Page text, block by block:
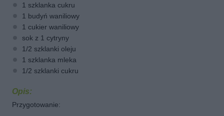
1 szklanka cukru
1 budyń waniliowy
1 cukier waniliowy
sok z 1 cytryny
1/2 szklanki oleju
1 szklanka mleka
1/2 szklanki cukru
Opis:
Przygotowanie: